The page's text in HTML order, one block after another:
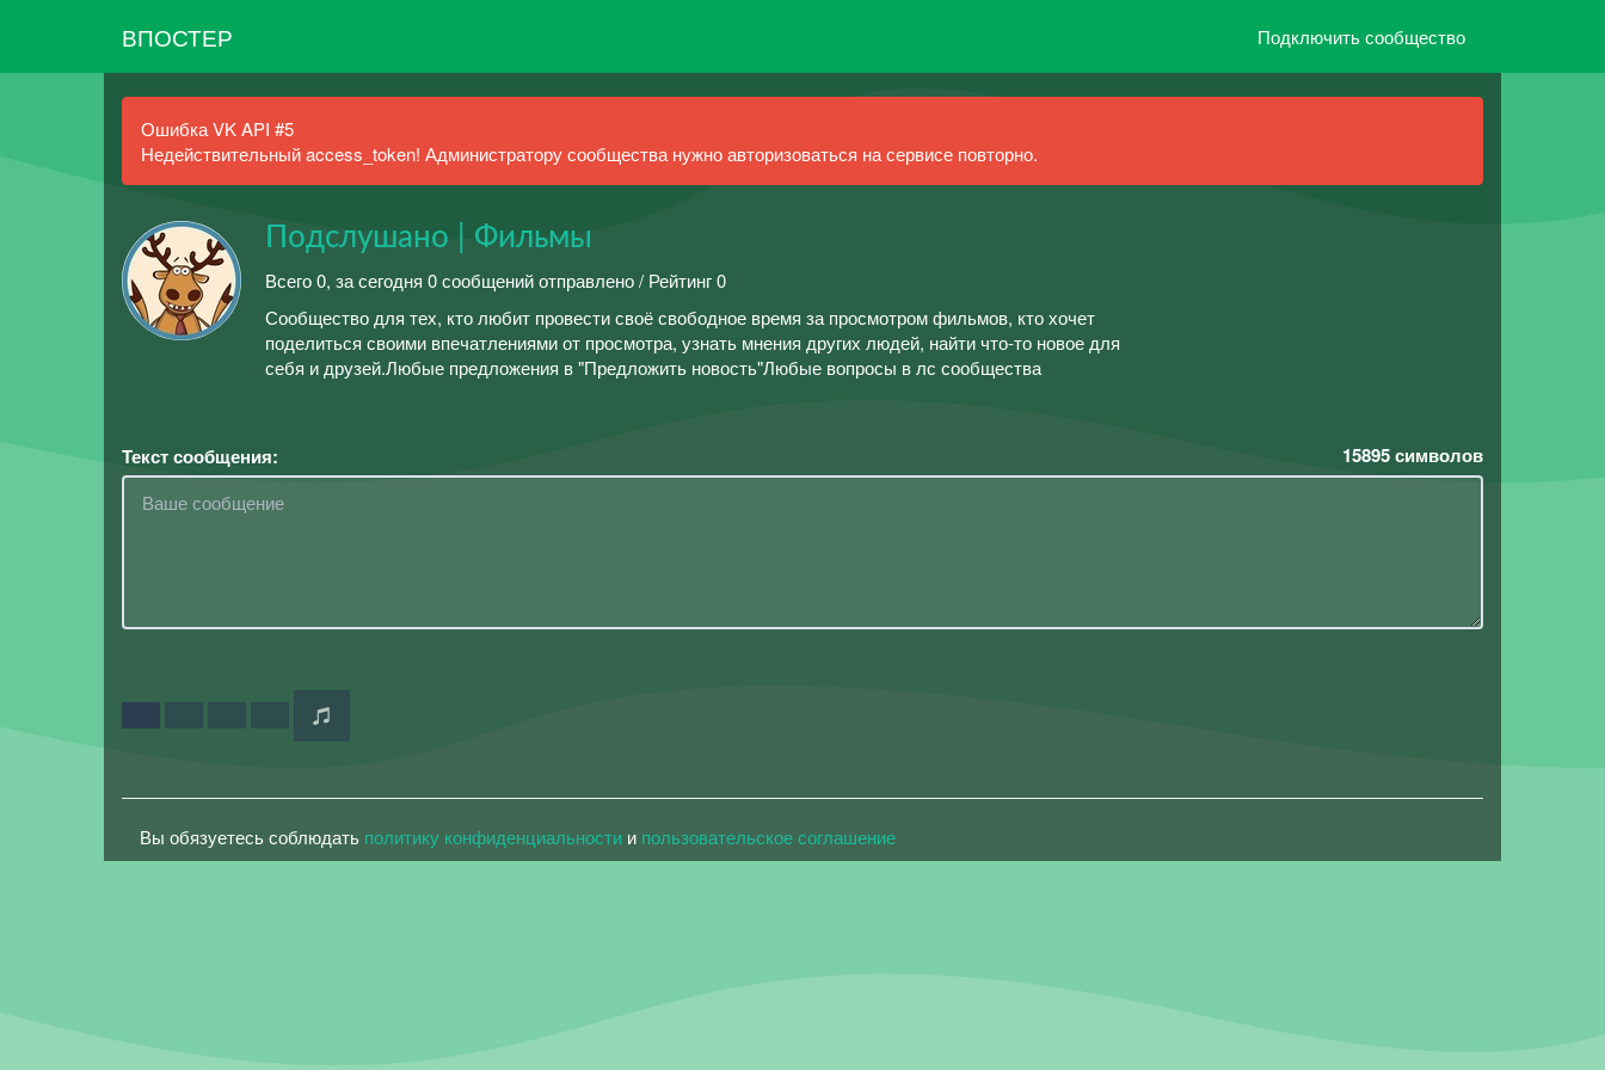
ВПОСТЕР Подключить сообщество
Ошибка VK API #5
Недействительный access_token! Администратору сообщества нужно авторизоваться на сервисе повторно.
Подслушано | Фильмы
Всего 0, за сегодня 0 сообщений отправлено / Рейтинг 0
Сообщество для тех, кто любит провести своё свободное время за просмотром фильмов, кто хочет
поделиться своими впечатлениями от просмотра, узнать мнения других людей, найти что-то новое для
себя и друзей.Любые предложения в "Предложить новость"Любые вопросы в лс сообщества
Текст сообщения: 15895символов
Вы обязуетесь соблюдать политику конфиденциальности и пользовательское соглашение